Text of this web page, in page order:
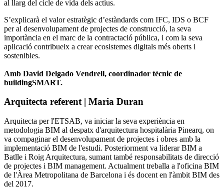
al llarg del cicle de vida dels actius.
S’explicarà el valor estratègic d’estàndards com IFC, IDS o BCF
per al desenvolupament de projectes de construcció, la seva
importància en el marc de la contractació pública, i com la seva
aplicació contribueix a crear ecosistemes digitals més oberts i
sostenibles.
Amb David Delgado Vendrell, coordinador tècnic de
buildingSMART.
Arquitecta referent | Maria Duran
Arquitecta per l'ETSAB, va iniciar la seva experiència en
metodologia BIM al despatx d'arquitectura hospitalària Pinearq, on
va compaginar el desenvolupament de projectes i obres amb la
implementació BIM de l'estudi. Posteriorment va liderar BIM a
Batlle i Roig Arquitectura, sumant també responsabilitats de direcció
de projectes i BIM management. Actualment treballa a l'oficina BIM
de l'Àrea Metropolitana de Barcelona i és docent en l'àmbit BIM des
del 2017.